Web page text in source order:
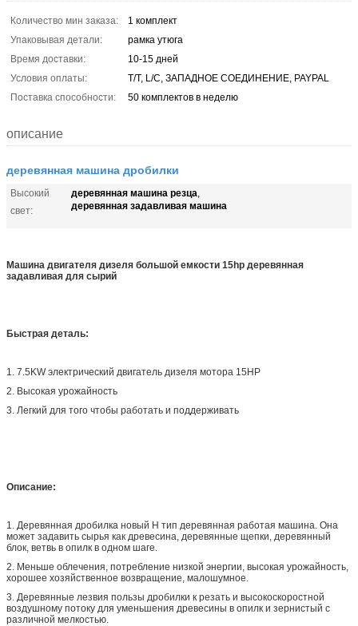
Количество мин заказа:
1 комплект
Упаковывая детали:
рамка утюга
Время доставки:
10-15 дней
Условия оплаты:
T/T, L/C, ЗАПАДНОЕ СОЕДИНЕНИЕ, PAYPAL
Поставка способности:
50 комплектов в неделю
описание
деревянная машина дробилки
Высокий
свет:
деревянная машина резца,
деревянная задавливая машина
Машина двигателя дизеля большой емкости 15hp деревянная
задавливая для сырий
Быстрая деталь:
1. 7.5KW электрический двигатель дизеля мотора 15HP
2. Высокая урожайность
3. Легкий для того чтобы работать и поддерживать
Описание:
1. Деревянная дробилка новый Н тип деревянная работая машина. Она
может задавить сырья как древесина, деревянные щепки, деревянный
блок, ветвь в опилк в одном шаге.
2. Меньше облечения, потребление низкой энергии, высокая урожайность,
хорошее хозяйственное возвращение, малошумное.
3. Деревянные лезвия пользы дробилки к резать и высокоскоростной
воздушному потоку для уменьшения древесины в опилк и зернистый с
различной мелкостью.